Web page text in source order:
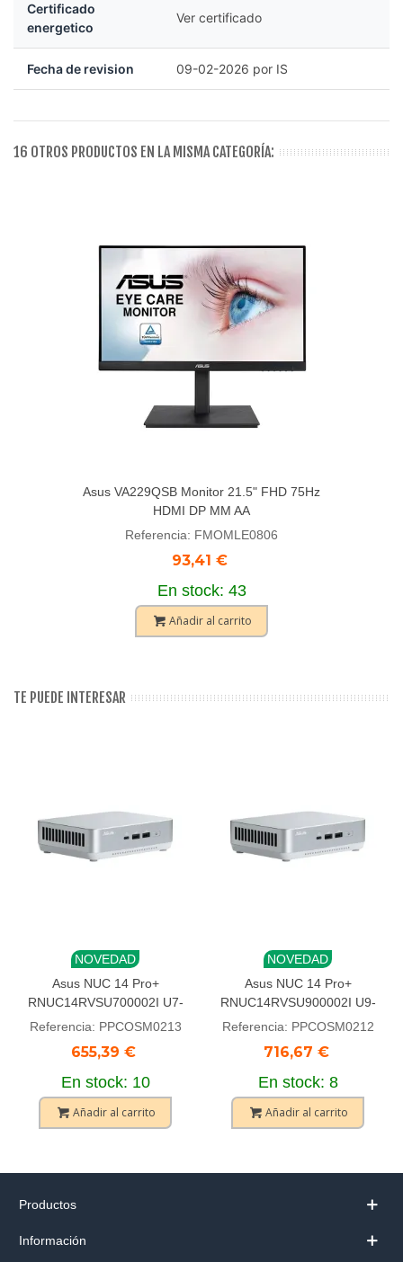
Certificado
energetico
Ver certificado
Fecha de revision 09-02-2026 por IS
16 OTROS PRODUCTOS EN LA MISMA CATEGORÍA:
Asus VA229QSB Monitor 21.5" FHD 75Hz
HDMI DP MM AA
Referencia: FMOMLE0806
93,41 €
En stock: 43
Añadir al carrito
TE PUEDE INTERESAR
NOVEDAD
Asus NUC 14 Pro+
RNUC14RVSU700002I U7-
155H Plata
Referencia: PPCOSM0213
655,39 €
En stock: 10
Añadir al carrito
NOVEDAD
Asus NUC 14 Pro+
RNUC14RVSU900002I U9-
185H Plata
Referencia: PPCOSM0212
716,67 €
En stock: 8
Añadir al carrito
Productos
Información